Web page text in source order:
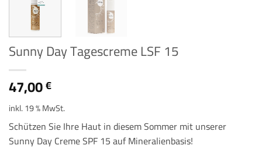
Sunny Day Tagescreme LSF 15
47,00€
inkl. 19 % MwSt.
Schützen Sie Ihre Haut in diesem Sommer mit unserer
Sunny Day Creme SPF 15 auf Mineralienbasis!